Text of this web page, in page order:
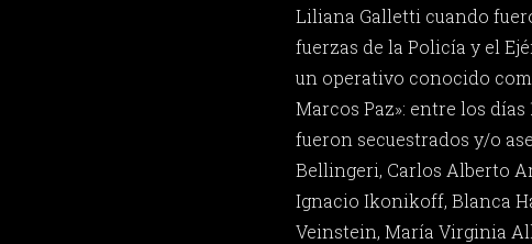
Liliana Galletti cuando
fuerzas de la Policía y el
un operativo conocido
Marcos Paz»: entre los días
fueron secuestrados y/o
Bellingeri, Carlos Alberto
Ignacio Ikonikoff, Blanca
Veinstein, María Virginia